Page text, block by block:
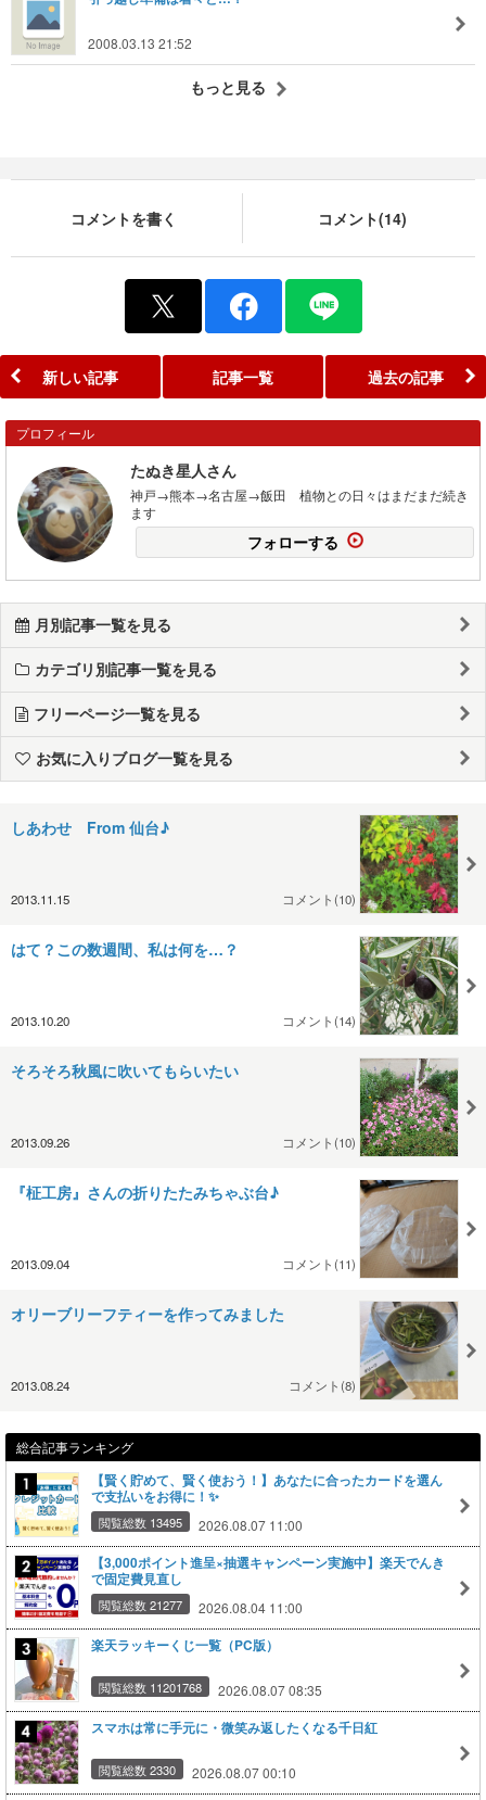
2008.03.13 21:52
もっと見る
コメントを書く コメント(14)
新しい記事 記事一覧 過去の記事
プロフィール
たぬき星人さん
神戸→熊本→名古屋→飯田 植物との日々はまだまだ続き
ます
フォローする
月別記事一覧を見る
カテゴリ別記事一覧を見る
フリーページ一覧を見る
お気に入りブログ一覧を見る
しあわせ From 仙台♪
2013.11.15 コメント(10)
はて？この数週間、私は何を…？
2013.10.20 コメント(14)
そろそろ秋風に吹いてもらいたい
2013.09.26 コメント(10)
『柾工房』さんの折りたたみちゃぶ台♪
2013.09.04 コメント(11)
オリーブリーフティーを作ってみました
2013.08.24 コメント(8)
総合記事ランキング
【賢く貯めて、賢く使おう！】あなたに合ったカードを選ん
で支払いをお得に！✨
閲覧総数 13495 2026.08.07 11:00
【3,000ポイント進呈×抽選キャンペーン実施中】楽天でんき
で固定費見直し
閲覧総数 21277 2026.08.04 11:00
楽天ラッキーくじ一覧（PC版）
閲覧総数 11201768 2026.08.07 08:35
スマホは常に手元に・微笑み返したくなる千日紅
閲覧総数 2330 2026.08.07 00:10